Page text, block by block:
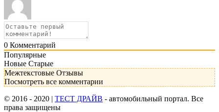
0 Комментарий
Популярные
Новые Старые
Межтекстовые Отзывы
Посмотреть все комментарии
© 2016 - 2020 | ТЕСТ ДРАЙВ - автомобильный портал. Все
права защищены